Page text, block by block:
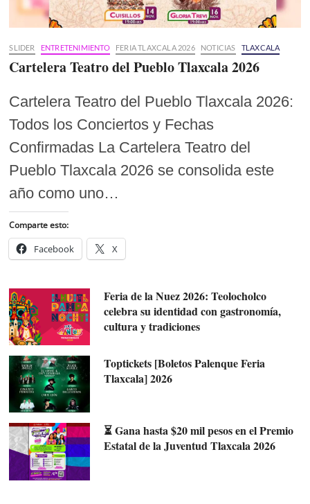
SLIDER ENTRETENIMIENTO FERIA TLAXCALA 2026 NOTICIAS TLAXCALA
Cartelera Teatro del Pueblo Tlaxcala 2026
Cartelera Teatro del Pueblo Tlaxcala 2026:
Todos los Conciertos y Fechas
Confirmadas La Cartelera Teatro del
Pueblo Tlaxcala 2026 se consolida este
año como uno…
Comparte esto:
Facebook X
Feria de la Nuez 2026: Teolocholco
celebra su identidad con gastronomía,
cultura y tradiciones
Toptickets [Boletos Palenque Feria
Tlaxcala] 2026
⏳ Gana hasta $20 mil pesos en el Premio
Estatal de la Juventud Tlaxcala 2026